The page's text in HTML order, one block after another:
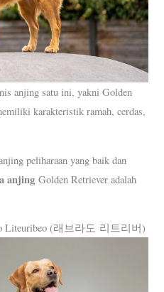
anjing satu ini, yakni Golden
karakteristik ramah, cerdas,
peliharaan yang baik dan
anjing Golden Retriever adalah
Liteuribeo (래브라도 리트리버)